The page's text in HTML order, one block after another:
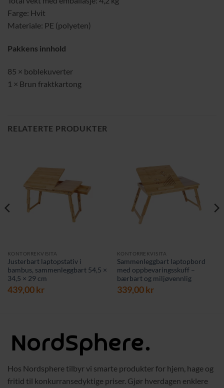
Farge: Hvit
Materiale: PE (polyeten)
Pakkens innhold
85 × boblekuverter
1 × Brun fraktkartong
RELATERTE PRODUKTER
KONTORREKVISITA
Justerbart laptopstativ i
bambus, sammenleggbart 54,5 ×
34,5 × 29 cm
439,00kr
KONTORREKVISITA
Sammenleggbart laptopbord
med oppbevaringsskuff –
bærbart og miljøvennlig
339,00kr
Hos Nordsphere tilbyr vi smarte produkter for hjem, hage og
fritid til konkurransedyktige priser. Gjør hverdagen enklere